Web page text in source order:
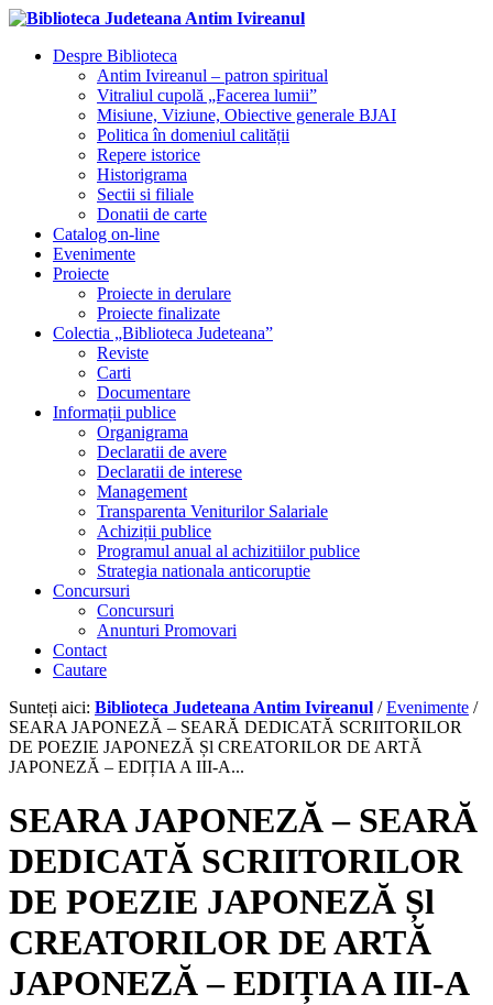
Despre Biblioteca
Antim Ivireanul – patron spiritual
Vitraliul cupolă „Facerea lumii”
Misiune, Viziune, Obiective generale BJAI
Politica în domeniul calității
Repere istorice
Historigrama
Sectii si filiale
Donatii de carte
Catalog on-line
Evenimente
Proiecte
Proiecte in derulare
Proiecte finalizate
Colectia „Biblioteca Judeteana”
Reviste
Carti
Documentare
Informații publice
Organigrama
Declaratii de avere
Declaratii de interese
Management
Transparenta Veniturilor Salariale
Achiziții publice
Programul anual al achizitiilor publice
Strategia nationala anticoruptie
Concursuri
Concursuri
Anunturi Promovari
Contact
Cautare
Sunteți aici: Biblioteca Judeteana Antim Ivireanul / Evenimente /
SEARA JAPONEZĂ – SEARĂ DEDICATĂ SCRIITORILOR
DE POEZIE JAPONEZĂ Șl CREATORILOR DE ARTĂ
JAPONEZĂ – EDIȚIA A III-A...
SEARA JAPONEZĂ – SEARĂ
DEDICATĂ SCRIITORILOR
DE POEZIE JAPONEZĂ Șl
CREATORILOR DE ARTĂ
JAPONEZĂ – EDIȚIA A III-A